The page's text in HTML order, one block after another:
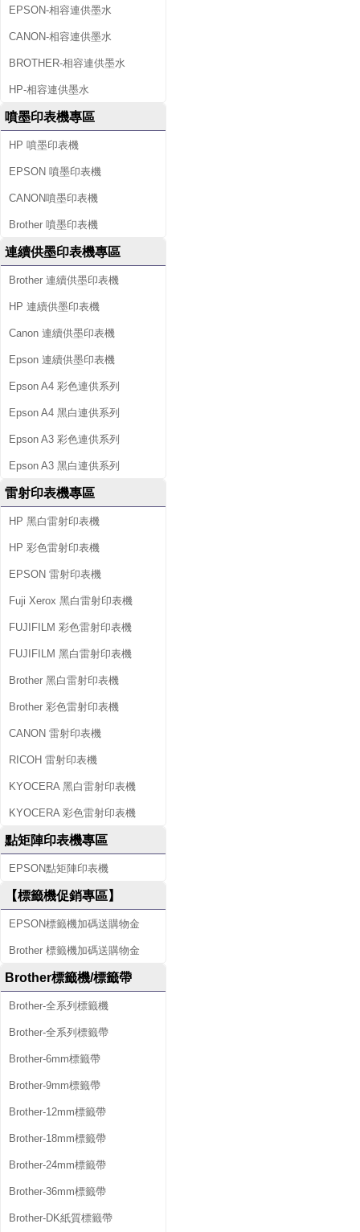
EPSON-相容連供墨水
CANON-相容連供墨水
BROTHER-相容連供墨水
HP-相容連供墨水
噴墨印表機專區
HP 噴墨印表機
EPSON 噴墨印表機
CANON噴墨印表機
Brother 噴墨印表機
連續供墨印表機專區
Brother 連續供墨印表機
HP 連續供墨印表機
Canon 連續供墨印表機
Epson 連續供墨印表機
Epson A4 彩色連供系列
Epson A4 黑白連供系列
Epson A3 彩色連供系列
Epson A3 黑白連供系列
雷射印表機專區
HP 黑白雷射印表機
HP 彩色雷射印表機
EPSON 雷射印表機
Fuji Xerox 黑白雷射印表機
FUJIFILM 彩色雷射印表機
FUJIFILM 黑白雷射印表機
Brother 黑白雷射印表機
Brother 彩色雷射印表機
CANON 雷射印表機
RICOH 雷射印表機
KYOCERA 黑白雷射印表機
KYOCERA 彩色雷射印表機
點矩陣印表機專區
EPSON點矩陣印表機
【標籤機促銷專區】
EPSON標籤機加碼送購物金
Brother 標籤機加碼送購物金
Brother標籤機/標籤帶
Brother-全系列標籤機
Brother-全系列標籤帶
Brother-6mm標籤帶
Brother-9mm標籤帶
Brother-12mm標籤帶
Brother-18mm標籤帶
Brother-24mm標籤帶
Brother-36mm標籤帶
Brother-DK紙質標籤帶